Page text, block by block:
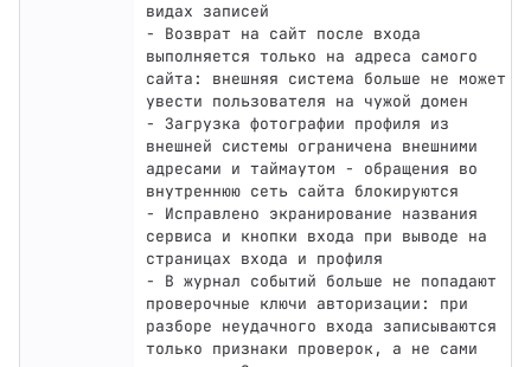
видах записей
- Возврат на сайт после входа
выполняется только на адреса самого
сайта: внешняя система больше не может
увести пользователя на чужой домен
- Загрузка фотографии профиля из
внешней системы ограничена внешними
адресами и таймаутом - обращения во
внутреннюю сеть сайта блокируются
- Исправлено экранирование названия
сервиса и кнопки входа при выводе на
страницах входа и профиля
- В журнал событий больше не попадают
проверочные ключи авторизации: при
разборе неудачного входа записываются
только признаки проверок, а не сами